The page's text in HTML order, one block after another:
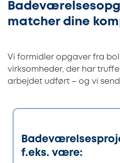
matcher dine
Vi formidler opgaver fra
virksomheder, der har
arbejdet udført – og vi
f.eks. være: